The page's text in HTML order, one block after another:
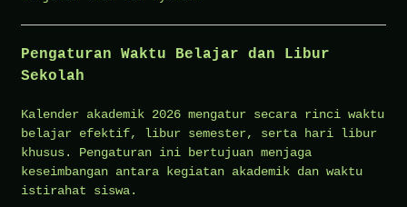
Pengaturan Waktu Belajar dan Libur
Sekolah
Kalender akademik 2026 mengatur secara rinci waktu
belajar efektif, libur semester, serta hari libur
khusus. Pengaturan ini bertujuan menjaga
keseimbangan antara kegiatan akademik dan waktu
istirahat siswa.